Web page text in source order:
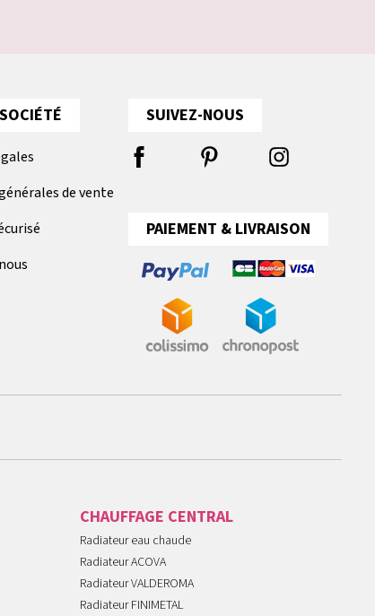
de vente
SUIVEZ-NOUS
PAIEMENT & LIVRAISON
CHAUFFAGE CENTRAL
Radiateur eau chaude
Radiateur ACOVA
Radiateur VALDEROMA
Radiateur FINIMETAL